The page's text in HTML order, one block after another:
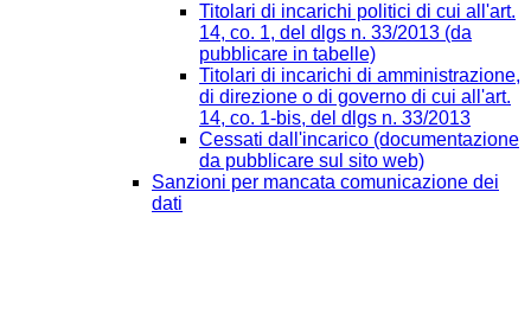
Titolari di incarichi politici di cui all'art.
14, co. 1, del dlgs n. 33/2013 (da
pubblicare in tabelle)
Titolari di incarichi di amministrazione,
di direzione o di governo di cui all'art.
14, co. 1-bis, del dlgs n. 33/2013
Cessati dall'incarico (documentazione
da pubblicare sul sito web)
Sanzioni per mancata comunicazione dei
dati